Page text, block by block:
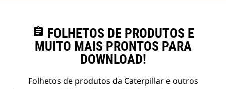
assignment FOLHETOS DE PRODUTOS E
MUITO MAIS PRONTOS PARA
DOWNLOAD!
Folhetos de produtos da Caterpillar e outros